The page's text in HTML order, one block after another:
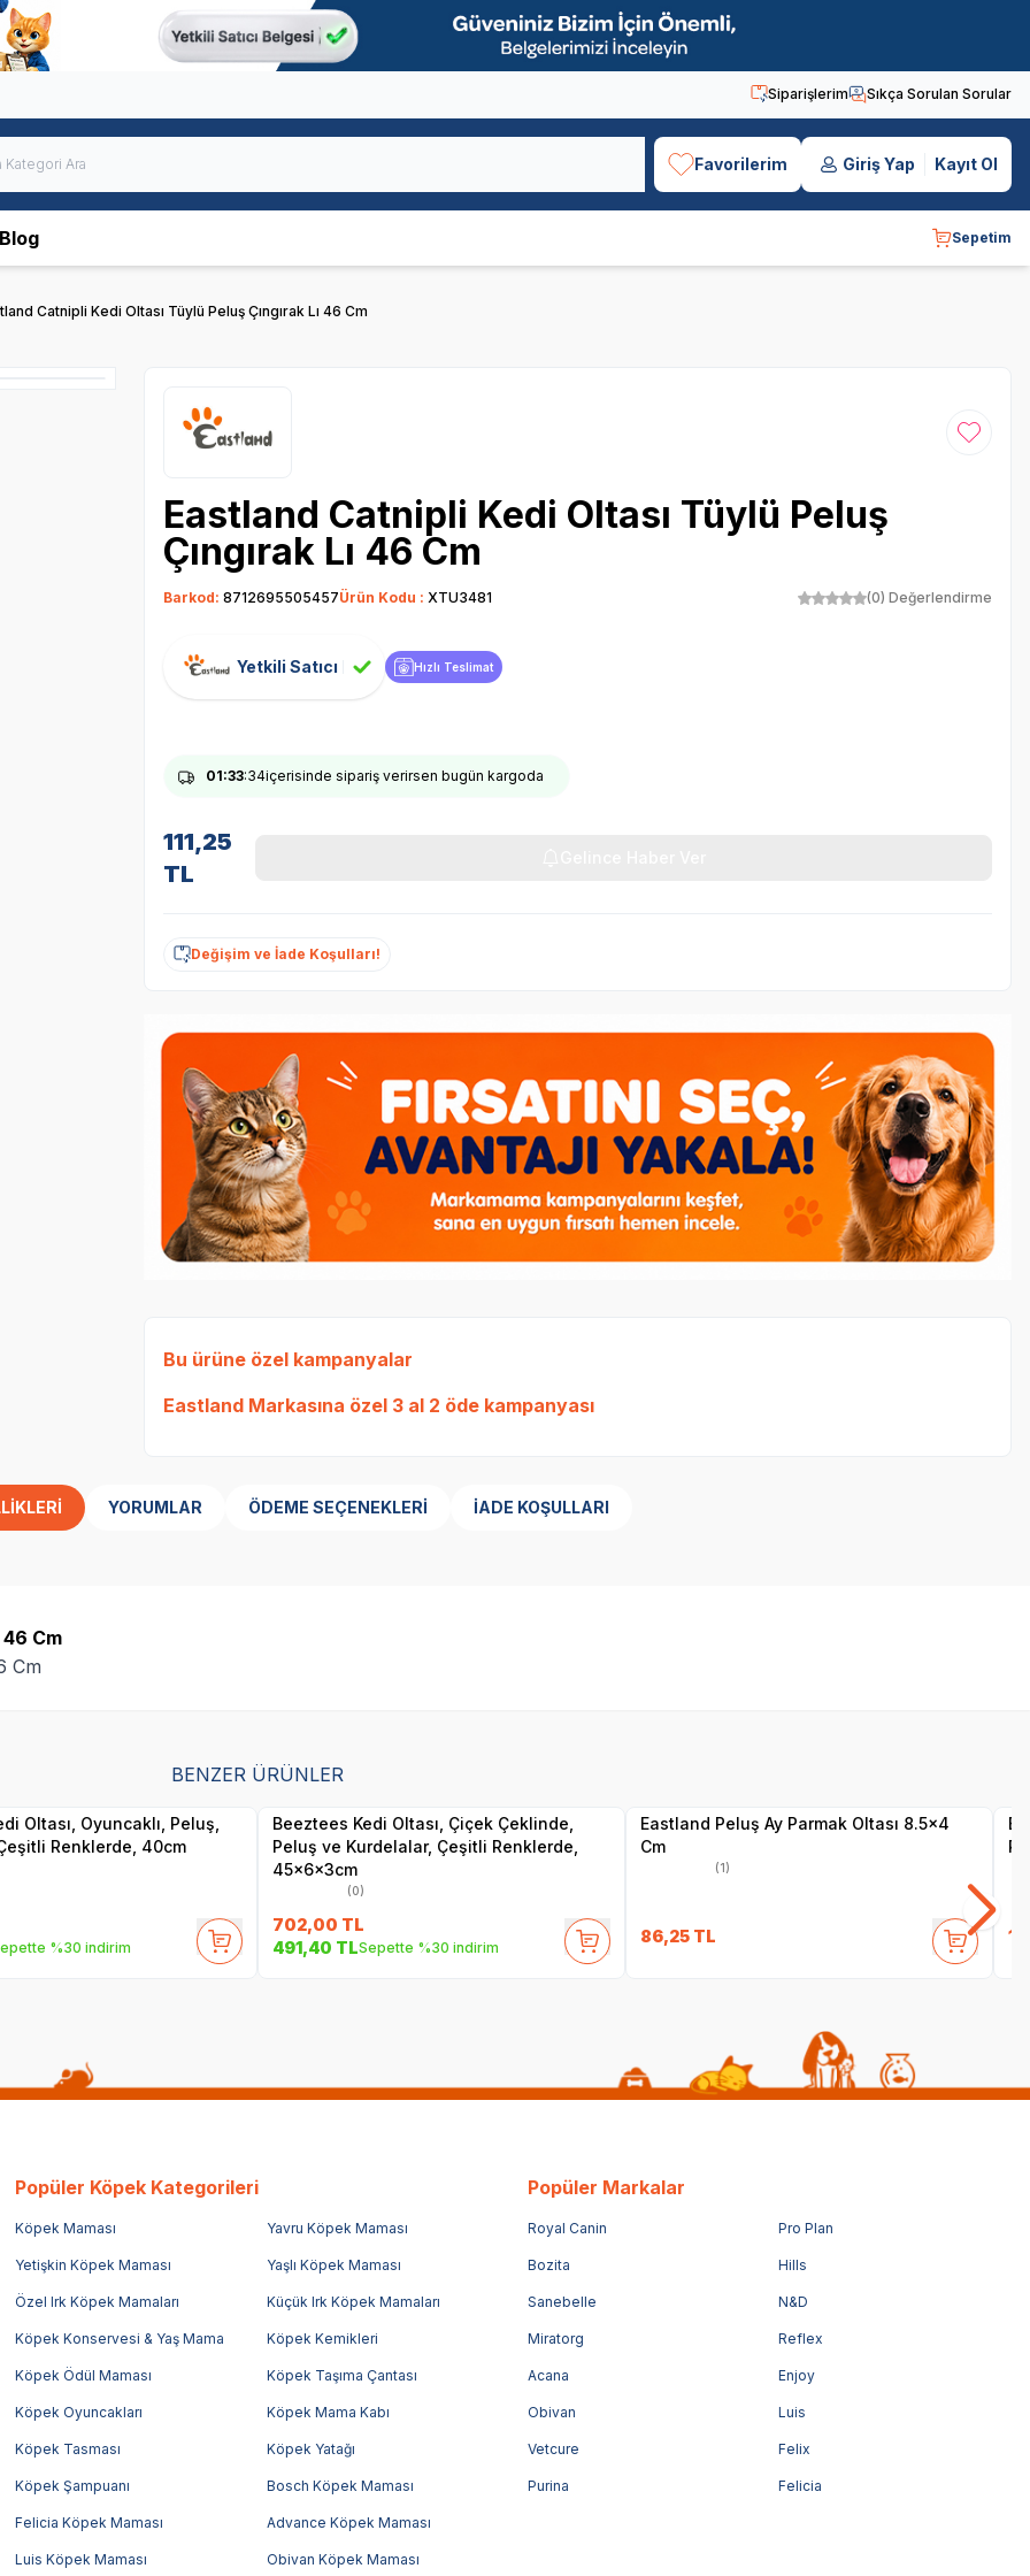
Siparişlerim Sıkça Sorulan Sorular
Favorilerim Giriş Yap Kayıt Ol
Blog Sepetim
Catnipli Kedi Oltası Tüylü Peluş Çıngırak Lı 46 Cm
Favoriye
Eastland Catnipli Kedi Oltası Tüylü Peluş
Çıngırak Lı 46 Cm
Barkod: 8712695505457Ürün Kodu : XTU3481 (0) Değerlendirme
Yetkili Satıcı Hızlı Teslimat
01:33:33içerisinde sipariş verirsen bugün kargoda
111,25
TL
Değişim ve İade Koşulları!
Bu ürüne özel kampanyalar
Eastland Markasına özel 3 al 2 öde kampanyası
YORUMLAR ÖDEME SEÇENEKLERI İADE KOŞULLARI
46 Cm
Cm
BENZER ÜRÜNLER
Oltası, Oyuncaklı, Peluş,
Renklerde, 40cm
%30 indirim
Beeztees Kedi Oltası, Çiçek Çeklinde,
Peluş ve Kurdelalar, Çeşitli Renklerde,
45x6x3cm
(0)
702,00 TL
491,40 TLSepette %30 indirim
Eastland Peluş Ay Parmak Oltası 8.5x4
Cm
(1)
86,25TL
Popüler Köpek Kategorileri
Köpek Maması Yavru Köpek Maması
Yetişkin Köpek Maması Yaşlı Köpek Maması
Özel Irk Köpek Mamaları Küçük Irk Köpek Mamaları
Köpek Konservesi & Yaş Mama Köpek Kemikleri
Köpek Ödül Maması Köpek Taşıma Çantası
Köpek Oyuncakları Köpek Mama Kabı
Köpek Tasması Köpek Yatağı
Köpek Şampuanı Bosch Köpek Maması
Felicia Köpek Maması Advance Köpek Maması
Luis Köpek Maması Obivan Köpek Maması
Popüler Markalar
Royal Canin Pro Plan
Bozita Hills
Sanebelle N&D
Miratorg Reflex
Acana Enjoy
Obivan Luis
Vetcure Felix
Purina Felicia